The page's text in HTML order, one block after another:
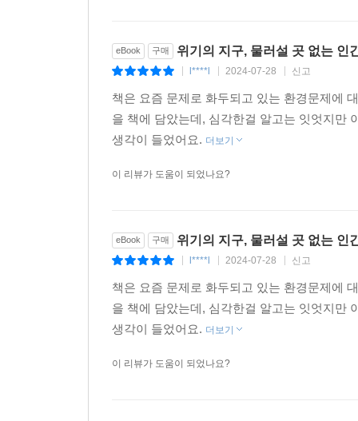
인류와 지구와 함께 살아남는 법
공존의 희망은 바다에 있다!
지구 종말까지 앞으로 100초, 이제는 돌이킬
흐름을 이용해서 쓰레기를 수거한다는 오션 클
발굴하면서 자원 문제 역시 해결할 수 있다고 보았
전 세계인들이 위기의 지구를 되살리기 위해
eBook 구매 위기의 지구, 물러설 곳 없는 인
l****l 2024-07-28 신고
책은 요즘 문제로 화두되고 있는 환경문제에
을 책에 담았는데, 심각한걸 알고는 잇엇지만
생각이 들었어요. 더보기
이 리뷰가 도움이 되었나요?
eBook 구매 위기의 지구, 물러설 곳 없는 인
l****l 2024-07-28 신고
책은 요즘 문제로 화두되고 있는 환경문제에
을 책에 담았는데, 심각한걸 알고는 잇엇지만
생각이 들었어요. 더보기
이 리뷰가 도움이 되었나요?